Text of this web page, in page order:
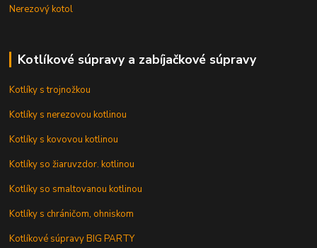
Nerezový kotol
Kotlíkové súpravy a zabíjačkové súpravy
Kotlíky s trojnožkou
Kotlíky s nerezovou kotlinou
Kotlíky s kovovou kotlinou
Kotlíky so žiaruvzdor. kotlinou
Kotlíky so smaltovanou kotlinou
Kotlíky s chráničom, ohniskom
Kotlíkové súpravy BIG PARTY